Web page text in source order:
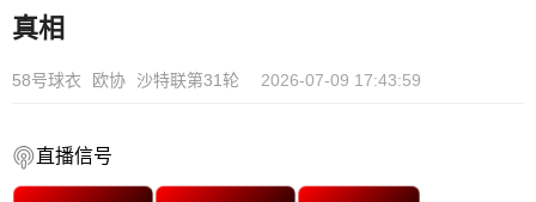
真相
58号球衣 欧协 沙特联第31轮 2026-07-09 17:43:59
直播信号